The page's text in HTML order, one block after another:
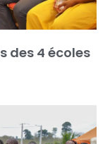
des 4 écoles